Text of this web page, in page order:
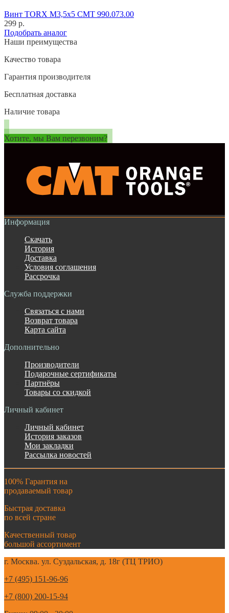
Винт TORX M3,5x5 CMT 990.073.00
299 р.
Подобрать аналог
Наши преимущества
Качество товара
Гарантия производителя
Бесплатная доставка
Наличие товара
Хотите, мы Вам перезвоним?
Информация
Скачать
История
Доставка
Условия соглашения
Рассрочка
Служба поддержки
Связаться с нами
Возврат товара
Карта сайта
Дополнительно
Производители
Подарочные сертификаты
Партнёры
Товары со скидкой
Личный кабинет
Личный кабинет
История заказов
Мои закладки
Рассылка новостей
100% Гарантия на
продаваемый товар
Быстрая доставка
по всей стране
Качественный товар
большой ассортимент
г. Москва. ул. Суздальская, д. 18г (ТЦ ТРИО)
+7 (495) 151-96-96
+7 (800) 200-15-94